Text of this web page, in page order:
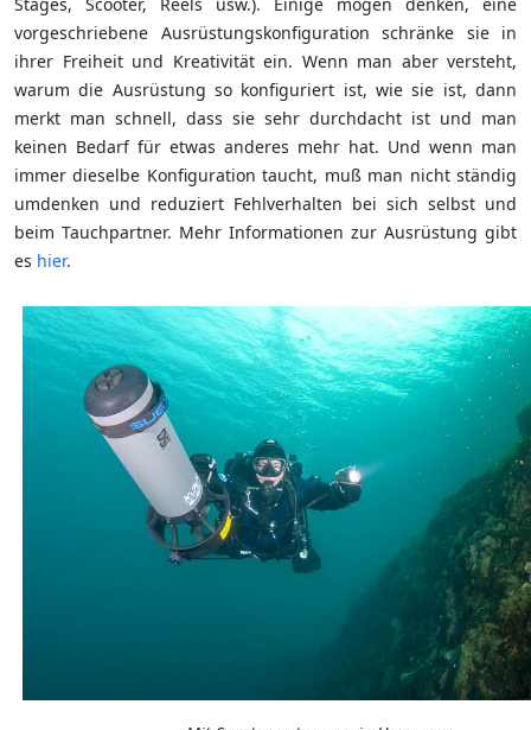
Stages, Scooter, Reels usw.). Einige mögen denken, eine
vorgeschriebene Ausrüstungskonfiguration schränke sie in
ihrer Freiheit und Kreativität ein. Wenn man aber versteht,
warum die Ausrüstung so konfiguriert ist, wie sie ist, dann
merkt man schnell, dass sie sehr durchdacht ist und man
keinen Bedarf für etwas anderes mehr hat. Und wenn man
immer dieselbe Konfiguration taucht, muß man nicht ständig
umdenken und reduziert Fehlverhalten bei sich selbst und
beim Tauchpartner. Mehr Informationen zur Ausrüstung gibt
es hier.